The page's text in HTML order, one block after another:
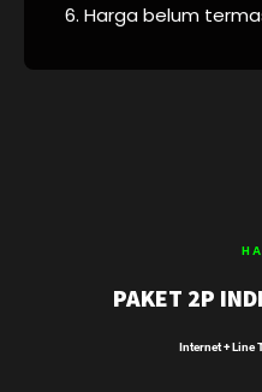
6. Harga belum
PAKET 2P
Internet + Line